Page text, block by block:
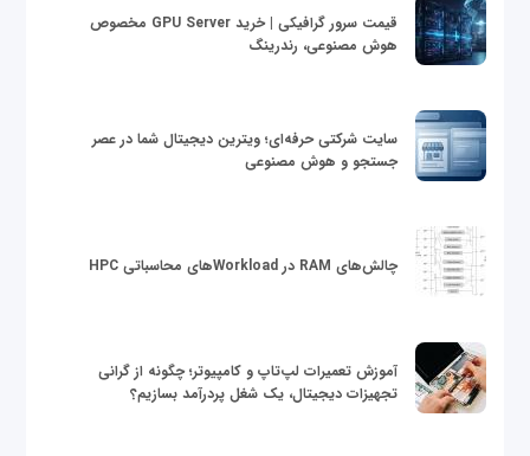
قیمت سرور گرافیکی | خرید GPU Server مخصوص
هوش مصنوعی، رندرینگ
سایت شرکتی حرفه‌ای؛ ویترین دیجیتال شما در عصر
جستجو و هوش مصنوعی
چالش‌های RAM در Workloadهای محاسباتی HPC
آموزش تعمیرات لپ‌تاپ و کامپیوتر؛ چگونه از گرانی
تجهیزات دیجیتال، یک شغل پردرآمد بسازیم؟